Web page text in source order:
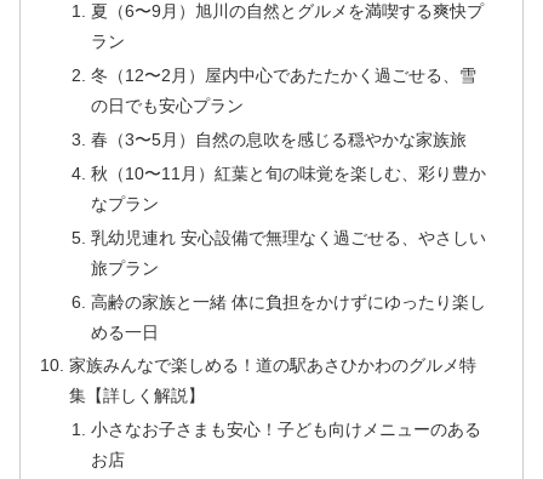
夏（6〜9月）旭川の自然とグルメを満喫する爽快プ
ラン
冬（12〜2月）屋内中心であたたかく過ごせる、雪
の日でも安心プラン
春（3〜5月）自然の息吹を感じる穏やかな家族旅
秋（10〜11月）紅葉と旬の味覚を楽しむ、彩り豊か
なプラン
乳幼児連れ 安心設備で無理なく過ごせる、やさしい
旅プラン
高齢の家族と一緒 体に負担をかけずにゆったり楽し
める一日
家族みんなで楽しめる！道の駅あさひかわのグルメ特
集【詳しく解説】
小さなお子さまも安心！子ども向けメニューのある
お店